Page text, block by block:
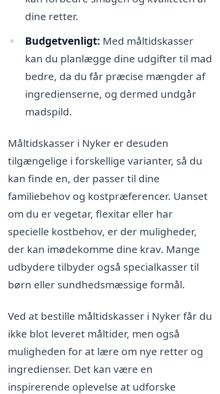
dine retter.
Budgetvenligt: Med måltidskasser
kan du planlægge dine udgifter til mad
bedre, da du får præcise mængder af
ingredienserne, og dermed undgår
madspild.
Måltidskasser i Nyker er desuden
tilgængelige i forskellige varianter, så du
kan finde en, der passer til dine
familiebehov og kostpræferencer. Uanset
om du er vegetar, flexitar eller har
specielle kostbehov, er der muligheder,
der kan imødekomme dine krav. Mange
udbydere tilbyder også specialkasser til
børn eller sundhedsmæssige formål.
Ved at bestille måltidskasser i Nyker får du
ikke blot leveret måltider, men også
muligheden for at lære om nye retter og
ingredienser. Det kan være en
inspirerende oplevelse at udforske